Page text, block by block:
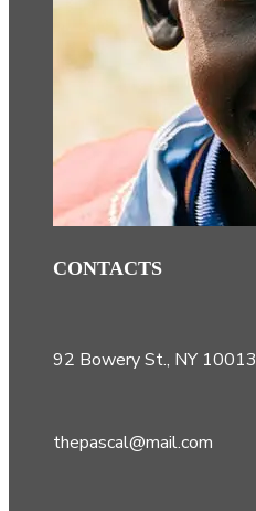
CONTACTS
92 Bowery St., NY 10013
thepascal@mail.com